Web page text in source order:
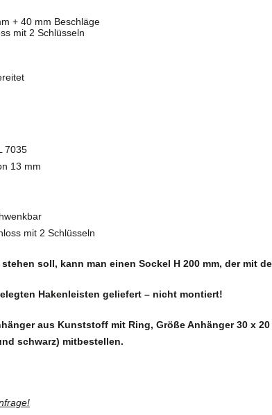
+ 40 mm Beschläge
mit 2 Schlüsseln
7035
13 mm
mit 2 Schlüsseln
soll, kann man einen Sockel H 200 mm, der mit
Hakenleisten geliefert – nicht montiert!
aus Kunststoff mit Ring, Größe Anhänger 30 x 20
schwarz) mitbestellen.